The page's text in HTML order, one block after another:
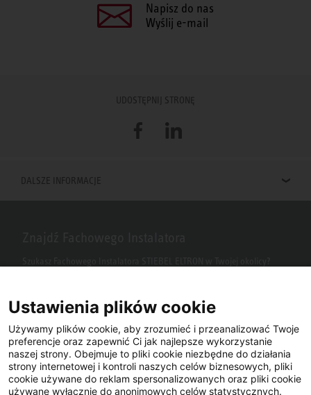
Napisz do nas
Wyślij e-mail
UDOSTĘPNIJ STRONĘ
FacebookLinkedIn
DALSZE INFORMACJE
Ustawienia plików cookie
Używamy plików cookie, aby zrozumieć i przeanalizować Twoje
preferencje oraz zapewnić Ci jak najlepsze wykorzystanie
naszej strony. Obejmuje to pliki cookie niezbędne do działania
strony internetowej i kontroli naszych celów biznesowych, pliki
cookie używane do reklam spersonalizowanych oraz pliki cookie
używane wyłącznie do anonimowych celów statystycznych.